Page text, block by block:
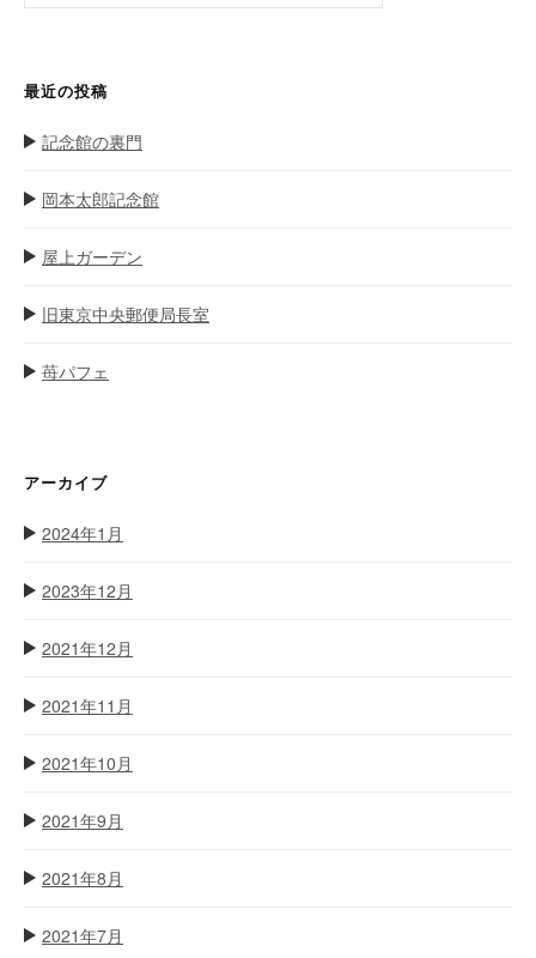
最近の投稿
記念館の裏門
岡本太郎記念館
屋上ガーデン
旧東京中央郵便局長室
苺パフェ
アーカイブ
2024年1月
2023年12月
2021年12月
2021年11月
2021年10月
2021年9月
2021年8月
2021年7月